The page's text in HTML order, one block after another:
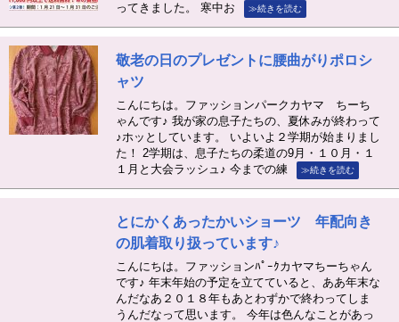
ってきました。 寒中お
≫続きを読む
敬老の日のプレゼントに腰曲がりポロシ
ャツ
こんにちは。ファッションパークカヤマ ちーち
ゃんです♪ 我が家の息子たちの、夏休みが終わって
♪ホッとしています。 いよいよ２学期が始まりまし
た！ 2学期は、息子たちの柔道の9月・１０月・１
１月と大会ラッシュ♪ 今までの練
≫続きを読む
とにかくあったかいショーツ 年配向き
の肌着取り扱っています♪
こんにちは。ファッションﾊﾟｰｸカヤマちーちゃん
です♪ 年末年始の予定を立てていると、ああ年末な
んだなあ２０１８年もあとわずかで終わってしま
うんだなって思います。 今年は色んなことがあっ